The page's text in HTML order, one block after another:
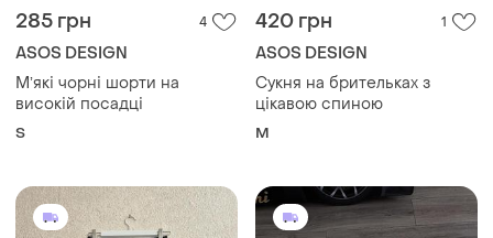
285 грн 4
ASOS DESIGN
Мʼякі чорні шорти на
високій посадці
S
420 грн 1
ASOS DESIGN
Сукня на брительках з
цікавою спиною
M